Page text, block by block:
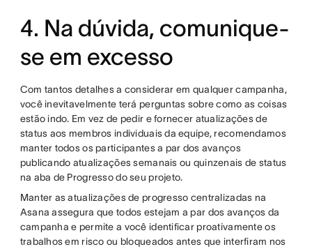
4. Na dúvida, comunique-
se em excesso
Com tantos detalhes a considerar em qualquer campanha,
você inevitavelmente terá perguntas sobre como as coisas
estão indo. Em vez de pedir e fornecer atualizações de
status aos membros individuais da equipe, recomendamos
manter todos os participantes a par dos avanços
publicando atualizações semanais ou quinzenais de status
na aba de Progresso do seu projeto.
Manter as atualizações de progresso centralizadas na
Asana assegura que todos estejam a par dos avanços da
campanha e permite a você identificar proativamente os
trabalhos em risco ou bloqueados antes que interfiram nos